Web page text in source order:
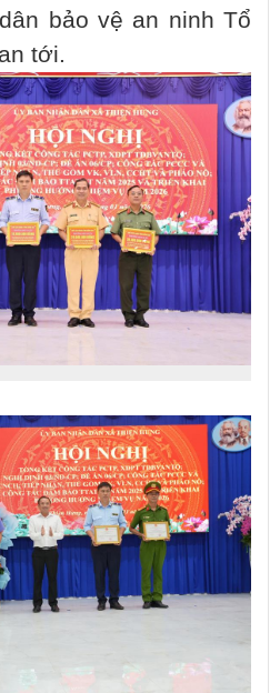
bảo vệ an ninh Tổ
tới.